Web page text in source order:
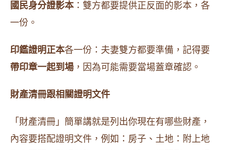
國民身分證影本 ：雙方都要提供正反面的影本，各
一份。
印鑑證明正本各一份：夫妻雙方都要準備，記得要
帶印章一起到場 ，因為可能需要當場蓋章確認。
財產清冊跟相關證明文件
「財產清冊」簡單講就是列出你現在有哪些財產，
內容要搭配證明文件，例如：房子、土地：附上地